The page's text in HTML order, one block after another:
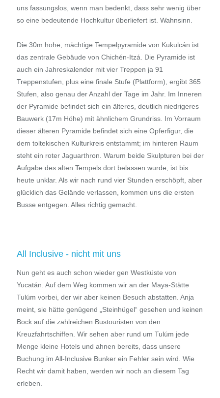
uns fassungslos, wenn man bedenkt, dass sehr wenig über
so eine bedeutende Hochkultur überliefert ist. Wahnsinn.
Die 30m hohe, mächtige Tempelpyramide von Kukulcán ist
das zentrale Gebäude von Chichén-Itzá. Die Pyramide ist
auch ein Jahreskalender mit vier Treppen ja 91
Treppenstufen, plus eine finale Stufe (Plattform), ergibt 365
Stufen, also genau der Anzahl der Tage im Jahr. Im Inneren
der Pyramide befindet sich ein älteres, deutlich niedrigeres
Bauwerk (17m Höhe) mit ähnlichem Grundriss. Im Vorraum
dieser älteren Pyramide befindet sich eine Opferfigur, die
dem toltekischen Kulturkreis entstammt; im hinteren Raum
steht ein roter Jaguarthron. Warum beide Skulpturen bei der
Aufgabe des alten Tempels dort belassen wurde, ist bis
heute unklar. Als wir nach rund vier Stunden erschöpft, aber
glücklich das Gelände verlassen, kommen uns die ersten
Busse entgegen. Alles richtig gemacht.
All Inclusive - nicht mit uns
Nun geht es auch schon wieder gen Westküste von
Yucatán. Auf dem Weg kommen wir an der Maya-Stätte
Tulúm vorbei, der wir aber keinen Besuch abstatten. Anja
meint, sie hätte genügend „Steinhügel“ gesehen und keinen
Bock auf die zahlreichen Bustouristen von den
Kreuzfahrtschiffen. Wir sehen aber rund um Tulúm jede
Menge kleine Hotels und ahnen bereits, dass unsere
Buchung im All-Inclusive Bunker ein Fehler sein wird. Wie
Recht wir damit haben, werden wir noch an diesem Tag
erleben.